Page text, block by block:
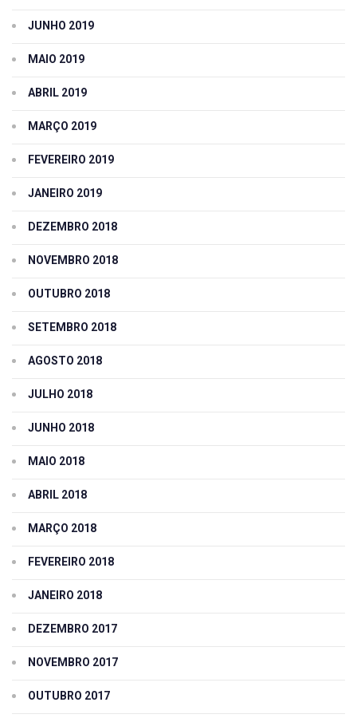
JUNHO 2019
MAIO 2019
ABRIL 2019
MARÇO 2019
FEVEREIRO 2019
JANEIRO 2019
DEZEMBRO 2018
NOVEMBRO 2018
OUTUBRO 2018
SETEMBRO 2018
AGOSTO 2018
JULHO 2018
JUNHO 2018
MAIO 2018
ABRIL 2018
MARÇO 2018
FEVEREIRO 2018
JANEIRO 2018
DEZEMBRO 2017
NOVEMBRO 2017
OUTUBRO 2017